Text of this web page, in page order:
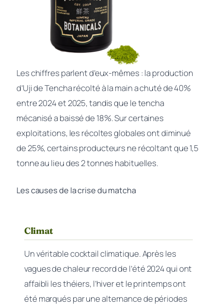
Les chiffres parlent d’eux-mêmes : la production
d’Uji de Tencha récolté à la main a chuté de 40%
entre 2024 et 2025, tandis que le tencha
mécanisé a baissé de 18%. Sur certaines
exploitations, les récoltes globales ont diminué
de 25%, certains producteurs ne récoltant que 1,5
tonne au lieu des 2 tonnes habituelles.
Les causes de la crise du matcha
Climat
Un véritable cocktail climatique. Après les
vagues de chaleur record de l’été 2024 qui ont
affaibli les théiers, l’hiver et le printemps ont
été marqués par une alternance de périodes